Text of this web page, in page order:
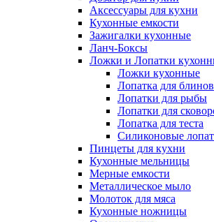
Аксессуары для кухни
Кухонные емкости
Зажигалки кухонные
Ланч-Боксы
Ложки и Лопатки
Ложки кухонные
Лопатка для блинов
Лопатки для рыбы
Лопатки для
Лопатка для теста
Силиконовые
Пинцеты для кухни
Кухонные мельницы
Мерные емкости
Металлическое мыло
Молоток для мяса
Кухонные ножницы